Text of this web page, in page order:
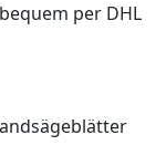
per DHL